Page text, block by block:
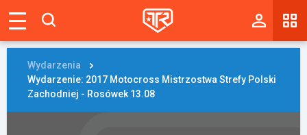
Tablica
Wyniki
Wydarzenia
Wydarzenie: 2017 Motocross Mistrzostwa Strefy Polski
Zachodniej - Rosówek 13.08